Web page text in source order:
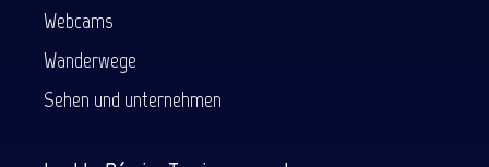
Webcams
Wanderwege
Sehen und unternehmen